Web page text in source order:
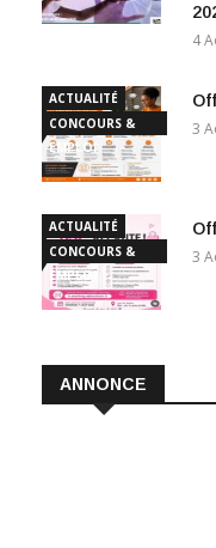
4
ACTUALITÉ
CONCOURS &
EMPLOI
3
ACTUALITÉ
CONCOURS &
EMPLOI
3
ANNONCE